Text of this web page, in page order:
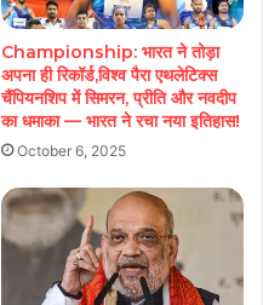
Championship: भारत ने तोड़ा
अपना ही रिकॉर्ड,विश्व पैरा एथलेटिक्स
चैंपियनशिप में सिमरन, प्रीति और नवदीप
का धमाका — भारत ने रचा नया इतिहास!
October 6, 2025